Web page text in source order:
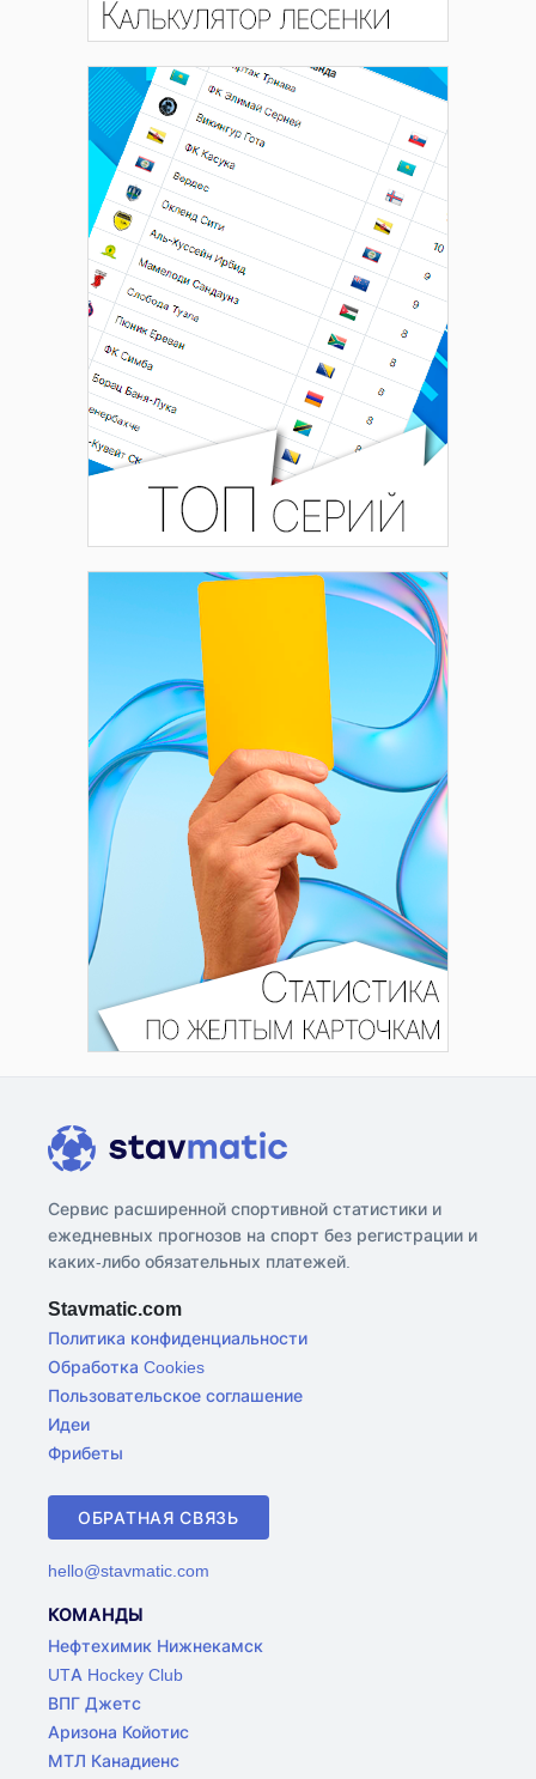
Сервис расширенной спортивной статистики и
ежедневных прогнозов на спорт без регистрации и
каких-либо обязательных платежей.
Stavmatic.com
Политика конфиденциальности
Обработка Cookies
Пользовательское соглашение
Идеи
Фрибеты
ОБРАТНАЯ СВЯЗЬ
hello@stavmatic.com
КОМАНДЫ
Нефтехимик Нижнекамск
UTA Hockey Club
ВПГ Джетс
Аризона Койотис
МТЛ Канадиенс